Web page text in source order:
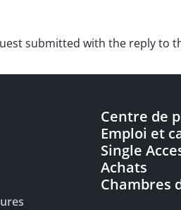
submitted with the reply to
Centre de
Emploi et
Single
Achats
Chambres